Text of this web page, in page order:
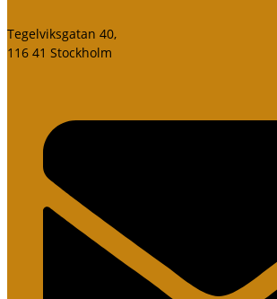
Tegelviksgatan 40,
116 41 Stockholm